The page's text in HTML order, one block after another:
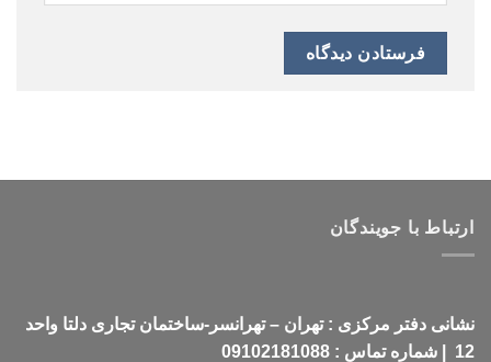
ارتباط با جویندگان
نشانی دفتر مرکزی : تهران – تهرانسر-ساختمان تجاری دلتا واحد
12 | شماره تماس : 09102181088